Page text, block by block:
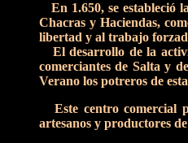
En 1.650, se estableció
Chacras y Haciendas,
libertad y al trabajo
El desarrollo de la
comerciantes de Salta y
Verano los potreros de
Este centro comercial
artesanos y productores